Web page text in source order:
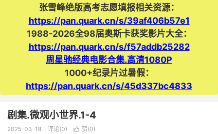
张雪峰绝版高考志愿填报相关资源：
https://pan.quark.cn/s/39af406b57e1
1988-2026全98届奥斯卡获奖影片大全：
https://pan.quark.cn/s/f57addb25282
周星驰经典电影合集.高清1080P
1000+纪录片过暑假：
https://pan.quark.cn/s/45d337bc4833
剧集.微观小世界.1-4
2025-03-18 评论(0)  赞(0)